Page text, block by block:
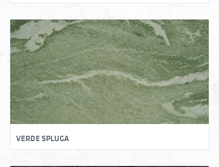
VERDE SPLUGA